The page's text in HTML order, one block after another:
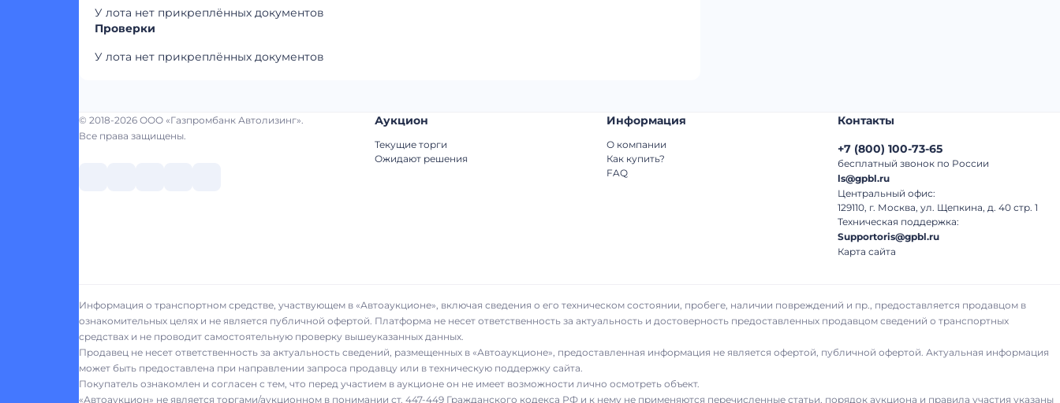
У лота нет прикреплённых документов
Проверки
У лота нет прикреплённых документов
© 2018-2026 ООО «Газпромбанк Автолизинг».
Все права защищены.
Аукцион
Текущие торги
Ожидают решения
Информация
О компании
Как купить?
FAQ
Контакты
+7 (800) 100-73-65
бесплатный звонок по России
ls@gpbl.ru
Центральный офис:
129110, г. Москва, ул. Щепкина, д. 40 стр. 1
Техническая поддержка:
Supportoris@gpbl.ru
Карта сайта
Информация о транспортном средстве, участвующем в «Автоаукционе», включая сведения о его техническом состоянии, пробеге, наличии повреждений и пр., предоставляется продавцом в
ознакомительных целях и не является публичной офертой. Платформа не несет ответственность за актуальность и достоверность предоставленных продавцом сведений о транспортных
средствах и не проводит самостоятельную проверку вышеуказанных данных.
Продавец не несет ответственность за актуальность сведений, размещенных в «Автоаукционе», предоставленная информация не является офертой, публичной офертой. Актуальная информация
может быть предоставлена при направлении запроса продавцу или в техническую поддержку сайта.
Покупатель ознакомлен и согласен с тем, что перед участием в аукционе он не имеет возможности лично осмотреть объект.
«Автоаукцион» не является торгами/аукционном в понимании ст. 447-449 Гражданского кодекса РФ и к нему не применяются перечисленные статьи, порядок аукциона и правила участия указаны